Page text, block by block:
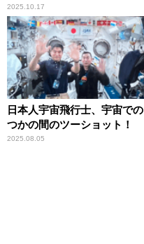
編】
2025.10.17
日本人宇宙飛行士、宇宙での
つかの間のツーショット！
2025.08.05